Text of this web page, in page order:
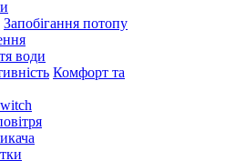
Запобігання потопу
води
Комфорт та